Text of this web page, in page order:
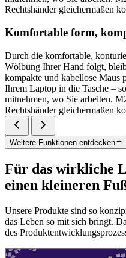
Rechtshänder gleichermaßen
Komfortable form,
Durch die komfortable,
Wölbung Ihrer Hand folgt,
kompakte und kabellose Maus
Ihrem Laptop in die Tasche –
mitnehmen, wo Sie arbeiten.
Rechtshänder gleichermaßen
Weitere Funktionen entdecken
Für das wirkliche
einen kleineren
Unsere Produkte sind so
das Leben so mit sich bringt.
des